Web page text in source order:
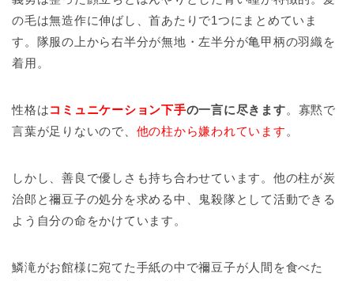
の毛は無造作に伸ばし、首あたりで1つにまとめていま
す。隊服の上から右半分が無地・左半分が亀甲柄の羽織を
着用。
性格はコミュニケーション下手の一言に尽きます。寡黙で
言葉が足りないので、 他の柱から嫌われています 。
しかし、善良で優しさも持ち合わせています。他の柱が炭
治郎と禰豆子の処分を求める中、鬼殺隊として活動できる
よう自分の命をかけています。
鱗滝がお館様に宛てた手紙の中で禰豆子が人間を食べた